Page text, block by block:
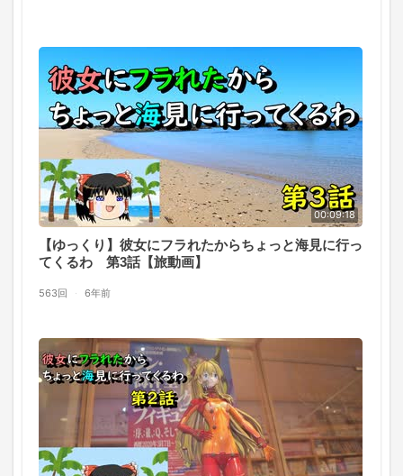
00:09:18
【ゆっくり】彼女にフラれたからちょっと海見に行っ
てくるわ 第3話【旅動画】
563回 · 6年前